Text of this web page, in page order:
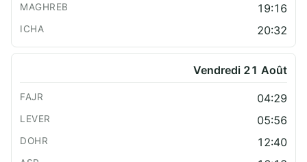
19:16
20:32
Vendredi 21 Août
04:29
05:56
12:40